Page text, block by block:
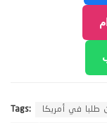
Tags: طلبا في أمريكا